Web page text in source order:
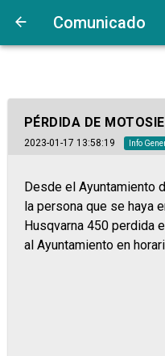
Comunicado
PÉRDIDA DE
2023-01-17 13:58:19 Info
Desde el Ayuntamiento
la persona que se haya
Husqvarna 450 perdida
al Ayuntamiento en